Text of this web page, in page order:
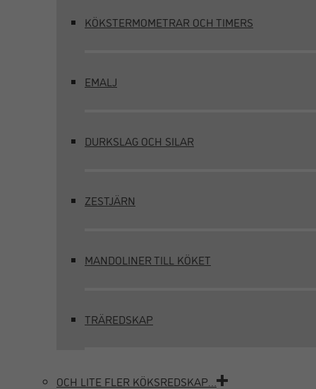
KÖKSTERMOMETRAR OCH TIMERS
EMALJ
DURKSLAG OCH SILAR
ZESTJÄRN
MANDOLINER TILL KÖKET
TRÄREDSKAP
OCH LITE FLER KÖKSREDSKAP…